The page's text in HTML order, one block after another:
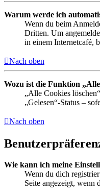
Warum werde ich
Wenn du beim
Dritten. Um
in einem Internetcafé,
Nach oben
Wozu ist die Funktion
„Alle Cookies
„Gelesen“-Status –
Nach oben
Wie kann ich meine
Wenn du dich
Seite angezeigt, wenn